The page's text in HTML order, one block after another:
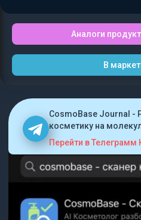
Аналоги
В
CosmoBase Journal -
косметику на
Перейти в Телеграмм